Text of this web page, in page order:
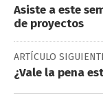
Asiste a este
de proyectos
ARTÍCULO
¿Vale la pena